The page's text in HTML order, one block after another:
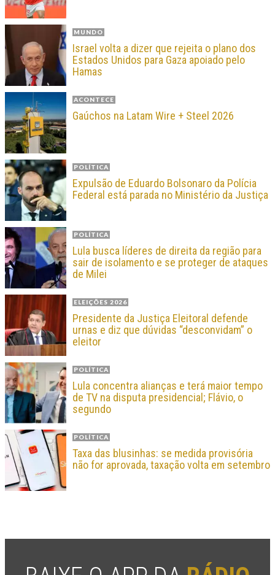
MUNDO
Israel volta a dizer que rejeita o plano dos
Estados Unidos para Gaza apoiado pelo
Hamas
ACONTECE
Gaúchos na Latam Wire + Steel 2026
POLÍTICA
Expulsão de Eduardo Bolsonaro da Polícia
Federal está parada no Ministério da Justiça
POLÍTICA
Lula busca líderes de direita da região para
sair de isolamento e se proteger de ataques
de Milei
ELEIÇÕES 2026
Presidente da Justiça Eleitoral defende
urnas e diz que dúvidas “desconvidam” o
eleitor
POLÍTICA
Lula concentra alianças e terá maior tempo
de TV na disputa presidencial; Flávio, o
segundo
POLÍTICA
Taxa das blusinhas: se medida provisória
não for aprovada, taxação volta em setembro